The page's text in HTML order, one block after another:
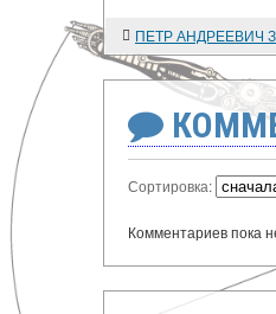
ПЕТР АНДРЕЕВИЧ
Сортировка:
Комментариев пока